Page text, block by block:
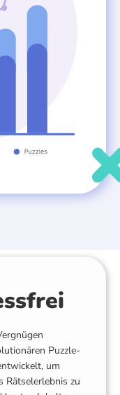
Puzzle-
um
Rätselerlebnis zu